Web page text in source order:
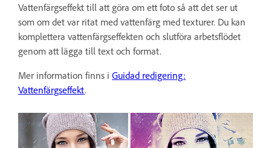
Vattenfärgseffekt till att göra om ett foto så att det ser ut
som om det var ritat med vattenfärg med texturer. Du kan
komplettera vattenfärgseffekten och slutföra arbetsflödet
genom att lägga till text och format.
Mer information finns i Guidad redigering:
Vattenfärgseffekt.